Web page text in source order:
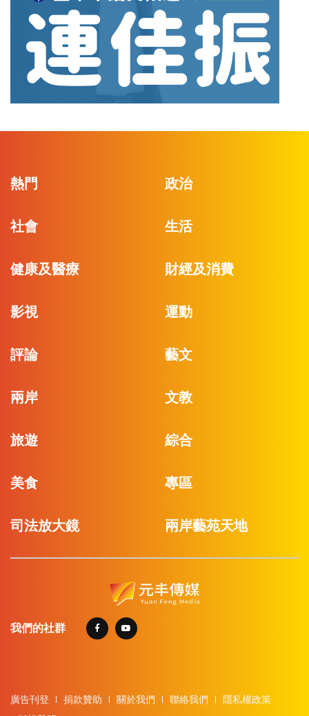
熱門 政治
社會 生活
健康及醫療 財經及消費
影視 運動
評論 藝文
兩岸 文教
旅遊 綜合
美食 專區
司法放大鏡 兩岸藝苑天地
我們的社群
廣告刊登 捐款贊助 關於我們 聯絡我們
隱私權政策